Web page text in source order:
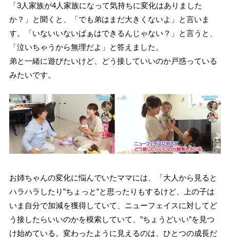
「3人家族が4人家族になって気持ちに変化はありました
か？」と聞くと、「でも弟はまだ大きくないよ」と言いま
す。「いないいないばぁはできるんじゃない？」と言うと、
「泣いちゃうから無理だよ」と答えました。
弟と一緒に遊びたいけど、どう接していいのか戸惑っている
みたいです。
お姉ちゃんの変化に悩んでいたママには、「大人から見ると
ハラハラしたり”ちょっと”と思ったりもするけど、上の子は
いま自分で加減を獲得していて、ニューフェイスに対してど
う接したらいいのかを模索していて、”ちょうどいい”を見つ
け始めている。変わったように見えるのは、ひとつの成長だ